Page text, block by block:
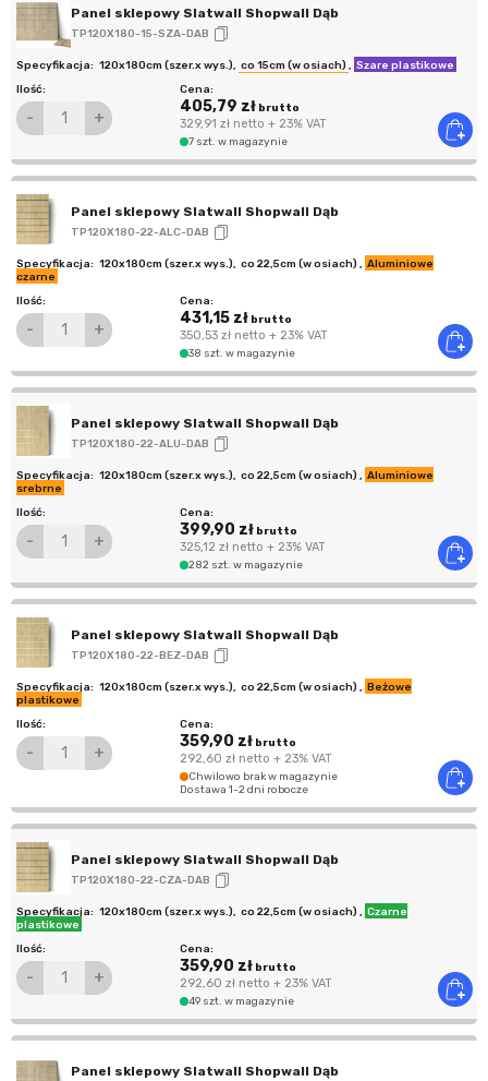
Panel sklepowy Slatwall Shopwall Dąb
TP120X180-15-SZA-DAB
120x180cm (szer.x wys.), co 15cm (w osiach) , Szare plastikowe
- +
405,79 złbrutto
329,91 złnetto + 23% VAT
7 szt. w magazynie
Panel sklepowy Slatwall Shopwall Dąb
TP120X180-22-ALC-DAB
120x180cm (szer.x wys.), co 22,5cm (w osiach) , Aluminiowe
czarne
- +
431,15 złbrutto
350,53 złnetto + 23% VAT
38 szt. w magazynie
Panel sklepowy Slatwall Shopwall Dąb
TP120X180-22-ALU-DAB
120x180cm (szer.x wys.), co 22,5cm (w osiach) , Aluminiowe
srebrne
- +
399,90 złbrutto
325,12 złnetto + 23% VAT
282 szt. w magazynie
Panel sklepowy Slatwall Shopwall Dąb
TP120X180-22-BEZ-DAB
120x180cm (szer.x wys.), co 22,5cm (w osiach) , Beżowe
plastikowe
- +
359,90 złbrutto
292,60 złnetto + 23% VAT
Chwilowo brak w magazynie
Dostawa 1-2 dni robocze
Panel sklepowy Slatwall Shopwall Dąb
TP120X180-22-CZA-DAB
120x180cm (szer.x wys.), co 22,5cm (w osiach) , Czarne
plastikowe
- +
359,90 złbrutto
292,60 złnetto + 23% VAT
49 szt. w magazynie
Panel sklepowy Slatwall Shopwall Dąb